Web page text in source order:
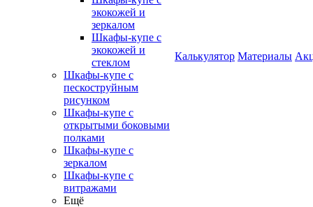
экокожей и
зеркалом
Шкафы-купе с
экокожей и
стеклом
Шкафы-купе с
пескоструйным
рисунком
Шкафы-купе с
открытыми боковыми
полками
Шкафы-купе с
зеркалом
Шкафы-купе с
витражами
Ещё
Калькулятор Материалы